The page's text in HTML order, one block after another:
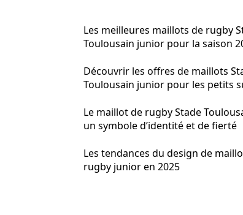
Les meilleures maillots de rugby
Toulousain junior pour la saison
Découvrir les offres de maillots
Toulousain junior pour les petits
Le maillot de rugby Stade
un symbole d’identité et de fierté
Les tendances du design de
rugby junior en 2025